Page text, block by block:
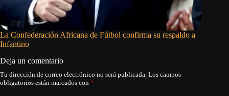
La Confederación Africana de Fútbol confirma su respaldo a
Infantino
Deja un comentario
Tu dirección de correo electrónico no será publicada. Los campos
obligatorios están marcados con *